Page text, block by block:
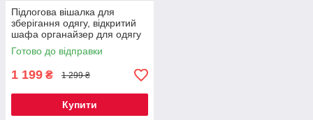
Підлогова вішалка для
зберігання одягу, відкритий
шафа органайзер для одягу
Готово до відправки
1 199 ₴ 1 299 ₴
Купити